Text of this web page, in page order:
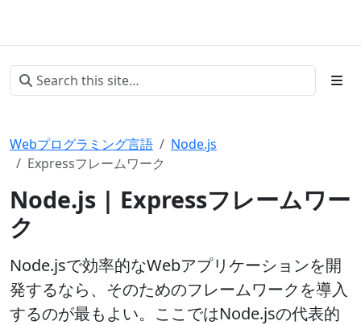
Webプログラミング言語
Node.js
Expressフレームワーク
Node.js | Expressフレームワー
ク
Node.jsで効率的なWebアプリケーションを開
発するなら、そのためのフレームワークを導入
するのが最もよい。ここではNode.jsの代表的